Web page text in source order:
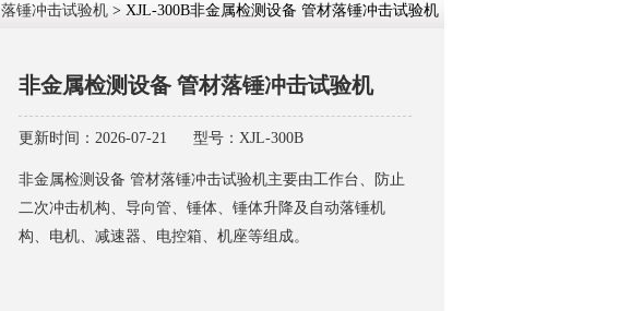
落锤冲击试验机 > XJL-300B非金属检测设备 管材落锤冲击试验机
非金属检测设备 管材落锤冲击试验机
更新时间：2026-07-21 型号：XJL-300B
非金属检测设备 管材落锤冲击试验机主要由工作台、防止
二次冲击机构、导向管、锤体、锤体升降及自动落锤机
构、电机、减速器、电控箱、机座等组成。